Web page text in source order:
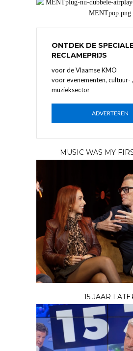
ONTDEK DE
RECLAMEPRIJS
voor de Vlaamse KMO
voor evenementen, cultuur-
muzieksector
ADVERTEREN
MUSIC WAS MY
15 JAAR